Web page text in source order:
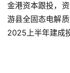
金港资本跟投，
游县全固态电解
2025上半年建成